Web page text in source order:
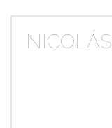
NICOLÁS